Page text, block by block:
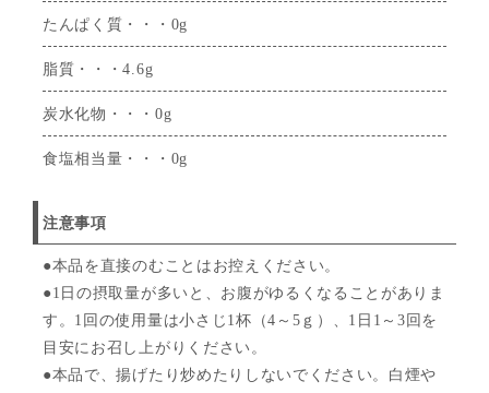
たんぱく質・・・0g
脂質・・・4.6g
炭水化物・・・0g
食塩相当量・・・0g
注意事項
●本品を直接のむことはお控えください。
●1日の摂取量が多いと、お腹がゆるくなることがありま
す。1回の使用量は小さじ1杯（4～5ｇ）、1日1～3回を
目安にお召し上がりください。
●本品で、揚げたり炒めたりしないでください。白煙や